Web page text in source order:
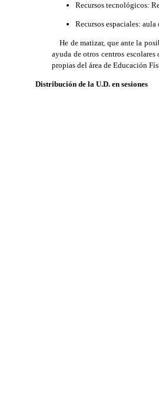
Recursos tecnológicos:
Recursos espaciales: aula
He de matizar, que ante la
ayuda de otros centros
propias del área de Educación
Distribución de la U.D. en sesiones